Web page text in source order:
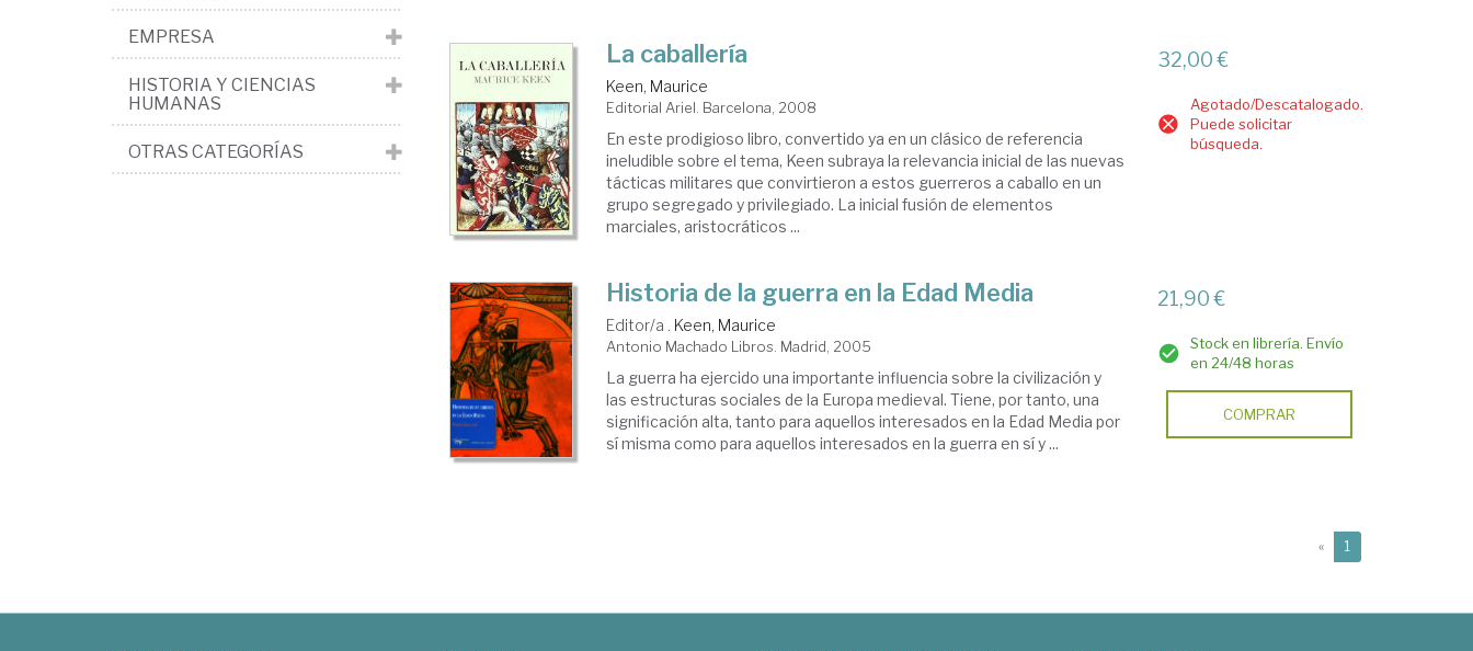
La caballería
Keen, Maurice
Editorial Ariel. Barcelona, 2008
En este prodigioso libro, convertido ya en un clásico de referencia
ineludible sobre el tema, Keen subraya la relevancia inicial de las nuevas
tácticas militares que convirtieron a estos guerreros a caballo en un
grupo segregado y privilegiado. La inicial fusión de elementos
marciales, aristocráticos ...
32,00 €
Agotado/Descatalogado.
Puede solicitar
búsqueda.
Historia de la guerra en la Edad Media
Editor/a . Keen, Maurice
Antonio Machado Libros. Madrid, 2005
La guerra ha ejercido una importante influencia sobre la civilización y
las estructuras sociales de la Europa medieval. Tiene, por tanto, una
significación alta, tanto para aquellos interesados en la Edad Media por
sí misma como para aquellos interesados en la guerra en sí y ...
21,90 €
Stock en librería. Envío
en 24/48 horas
COMPRAR
« 1
EMPRESA
HISTORIA Y CIENCIAS
HUMANAS
OTRAS CATEGORÍAS